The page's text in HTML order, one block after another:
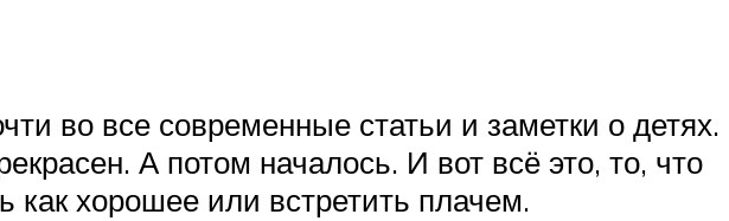
во все современные статьи и заметки о детях.
А потом началось. И вот всё это, то, что
как хорошее или встретить плачем.